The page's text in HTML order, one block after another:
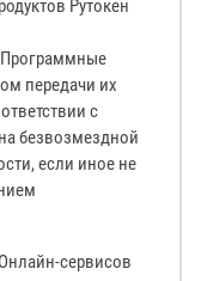
Рутокен
Программные
передачи их
с
безвозмездной
если иное не
сервисов